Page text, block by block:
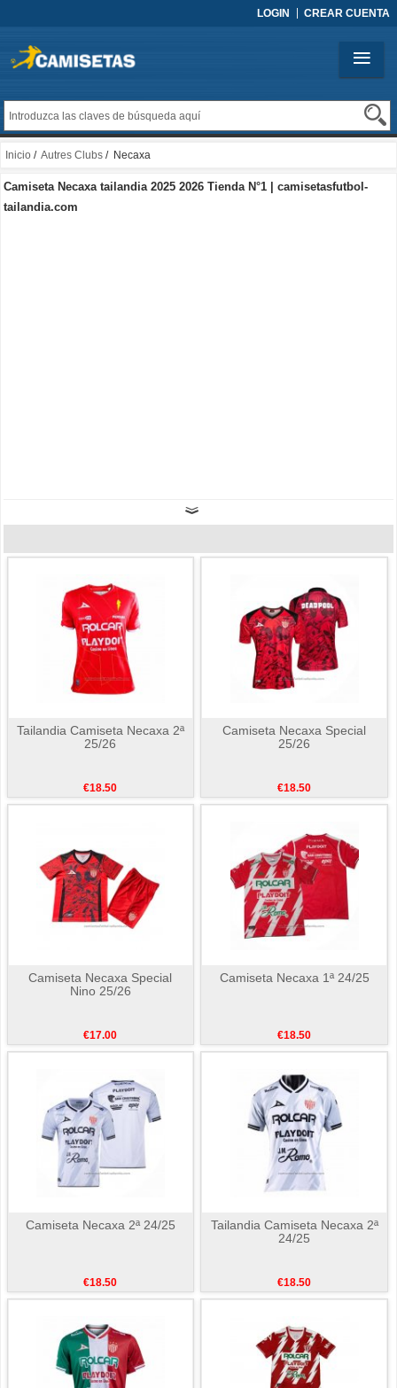
LOGIN CREAR CUENTA
Inicio / Autres Clubs / Necaxa
Camiseta Necaxa tailandia 2025 2026 Tienda N°1 | camisetasfutbol-
tailandia.com
Tailandia Camiseta Necaxa 2ª
25/26
€18.50
Camiseta Necaxa Special
25/26
€18.50
Camiseta Necaxa Special
Nino 25/26
€17.00
Camiseta Necaxa 1ª 24/25
€18.50
Camiseta Necaxa 2ª 24/25
€18.50
Tailandia Camiseta Necaxa 2ª
24/25
€18.50